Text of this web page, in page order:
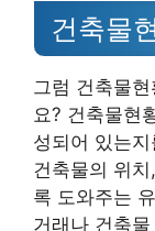
건축물
그럼 건축물
요? 건축물현
성되어 있는
건축물의 위
록 도와주는
거래나 건축